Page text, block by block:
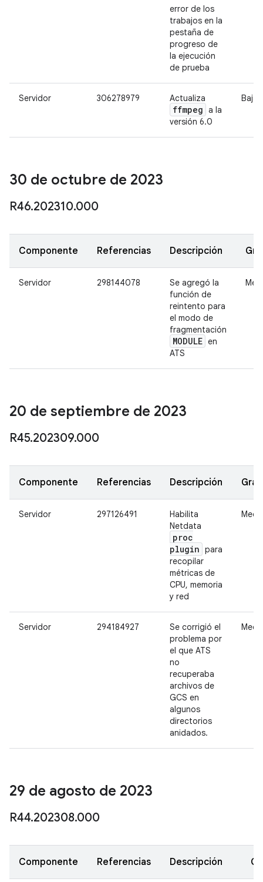
error de los
trabajos en la
pestaña de
progreso de
la ejecución
de prueba
Servidor 306278979 Actualiza
ffmpeg a la
versión 6.0
Baja
30 de octubre de 2023
R46.202310.000
Componente Referencias Descripción
Servidor 298144078
Se agregó la
función de
reintento para
el modo de
fragmentación
MODULE en
ATS
20 de septiembre de 2023
R45.202309.000
Componente Referencias Descripción
Servidor 297126491
Habilita
Netdata
proc
plugin para
recopilar
métricas de
CPU, memoria
y red
Servidor 294184927
Se corrigió el
problema por
el que ATS
no
recuperaba
archivos de
GCS en
algunos
directorios
anidados.
29 de agosto de 2023
R44.202308.000
Componente Referencias Descripción